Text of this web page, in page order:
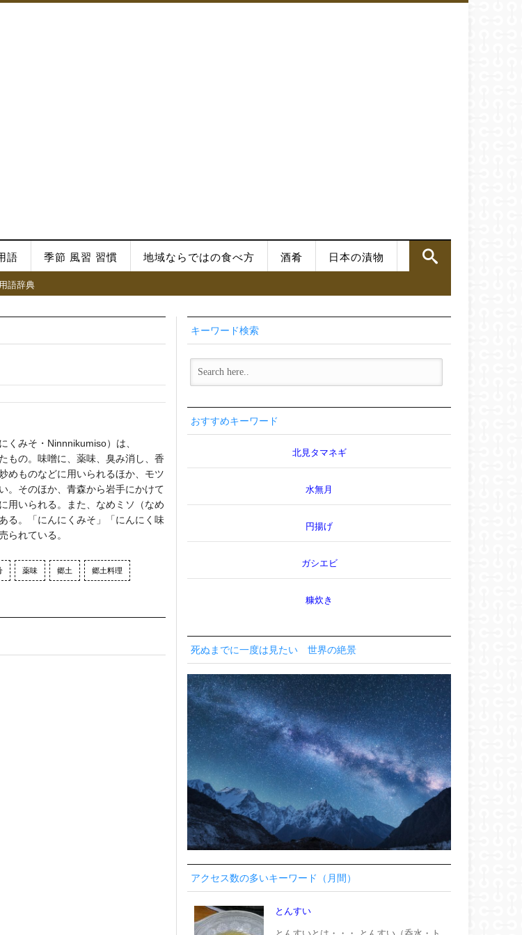
語 季節 風習 習慣 地域ならではの食べ方 酒肴 日本の漬物
語辞典
くみそ・Ninnnikumiso）は、
もの。味噌に、薬味、臭み消し、香
めものなどに用いられるほか、モツ
。そのほか、青森から岩手にかけて
用いられる。また、なめミソ（なめ
る。「にんにくみそ」「にんにく味
られている。
薬味 郷土 郷土料理
キーワード検索
おすすめキーワード
北見タマネギ
水無月
円揚げ
ガシエビ
糠炊き
死ぬまでに一度は見たい 世界の絶景
アクセス数の多いキーワード（月間）
とんすい
とんすいとは・・・ とんすい（呑水・ト